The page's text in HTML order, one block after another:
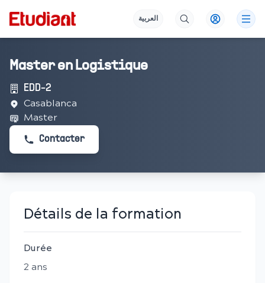
العربية
Master en Logistique
EDD-2
Casablanca
Master
Contacter
Détails de la formation
Durée
2 ans